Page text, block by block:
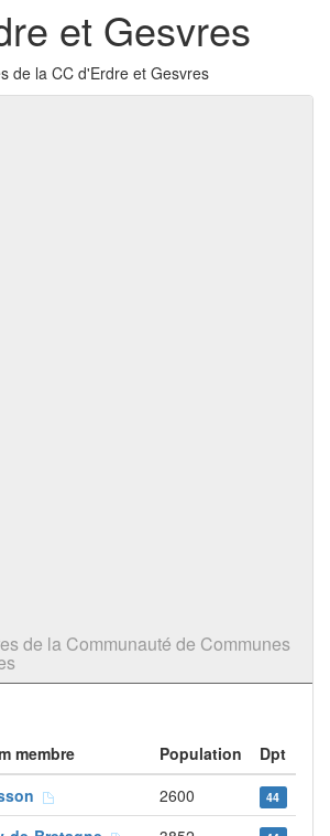
et Gesvres
de la CC d'Erdre et Gesvres
de la Communauté de Communes
membre Population
Dpt
2600 44